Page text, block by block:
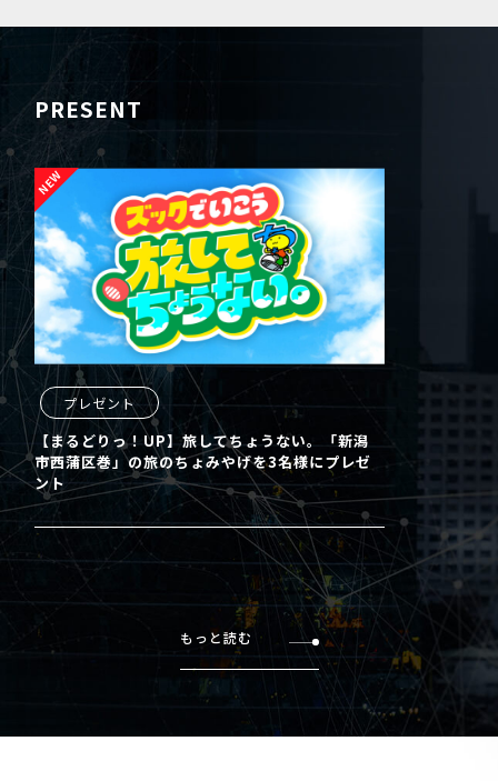
PRESENT
プレゼント
【まるどりっ！UP】旅してちょうない。「新潟
市西蒲区巻」の旅のちょみやげを3名様にプレゼ
ント
もっと読む